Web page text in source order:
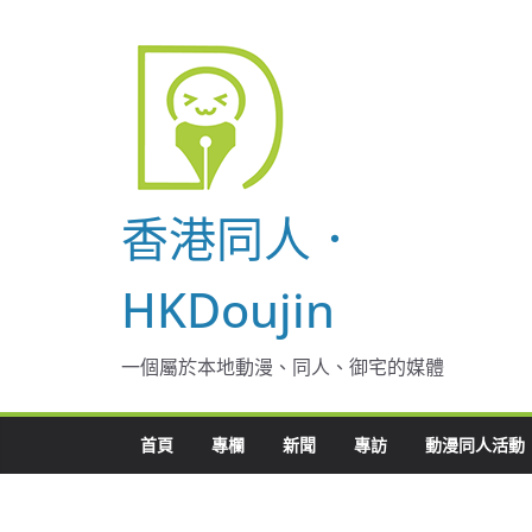
香港同人．
HKDoujin
一個屬於本地動漫、同人、御宅的媒體
首頁 專欄 新聞 專訪 動漫同人活動